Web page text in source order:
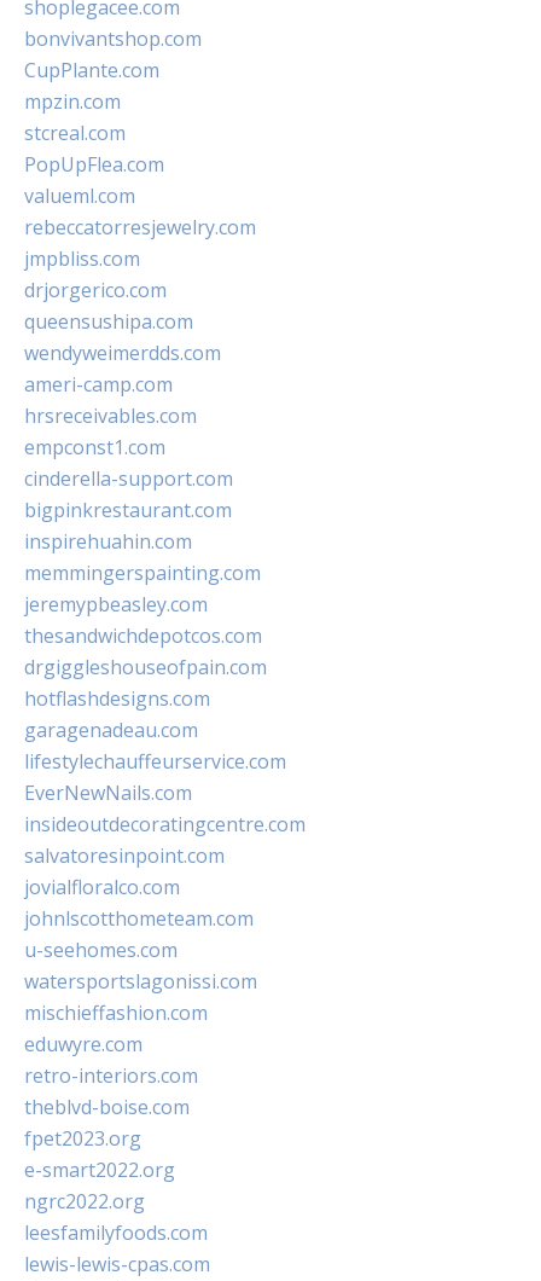
shoplegacee.com
bonvivantshop.com
CupPlante.com
mpzin.com
stcreal.com
PopUpFlea.com
valueml.com
rebeccatorresjewelry.com
jmpbliss.com
drjorgerico.com
queensushipa.com
wendyweimerdds.com
ameri-camp.com
hrsreceivables.com
empconst1.com
cinderella-support.com
bigpinkrestaurant.com
inspirehuahin.com
memmingerspainting.com
jeremypbeasley.com
thesandwichdepotcos.com
drgiggleshouseofpain.com
hotflashdesigns.com
garagenadeau.com
lifestylechauffeurservice.com
EverNewNails.com
insideoutdecoratingcentre.com
salvatoresinpoint.com
jovialfloralco.com
johnlscotthometeam.com
u-seehomes.com
watersportslagonissi.com
mischieffashion.com
eduwyre.com
retro-interiors.com
theblvd-boise.com
fpet2023.org
e-smart2022.org
ngrc2022.org
leesfamilyfoods.com
lewis-lewis-cpas.com